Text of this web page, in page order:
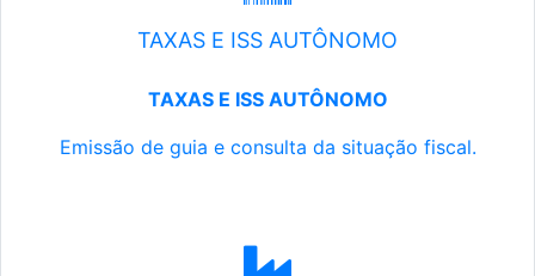
TAXAS E ISS AUTÔNOMO
TAXAS E ISS AUTÔNOMO
Emissão de guia e consulta da situação fiscal.